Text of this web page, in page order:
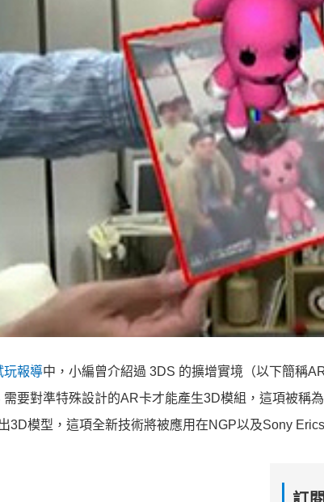
玩報導中，小編曾介紹過 3DS 的擴增實境（以下簡稱
要對準特殊設計的AR卡才能產生3D模組，這項被稱
3D模型，這項全新技術將被應用在NGP以及Sony